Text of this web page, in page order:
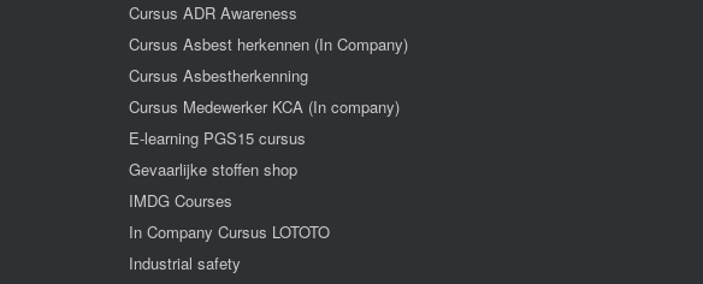
Cursus ADR Awareness
Cursus Asbest herkennen (In Company)
Cursus Asbestherkenning
Cursus Medewerker KCA (In company)
E-learning PGS15 cursus
Gevaarlijke stoffen shop
IMDG Courses
In Company Cursus LOTOTO
Industrial safety